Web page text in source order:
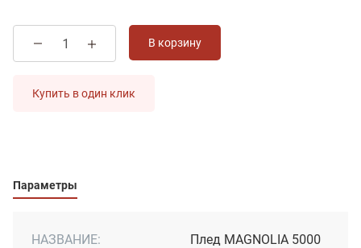
В корзину
Купить в один клик
Параметры
НАЗВАНИЕ: Плед MAGNOLIA 5000